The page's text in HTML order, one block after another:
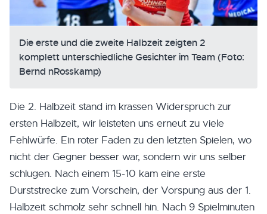
Die erste und die zweite Halbzeit zeigten 2
komplett unterschiedliche Gesichter im Team (Foto:
Bernd nRosskamp)
Die 2. Halbzeit stand im krassen Widerspruch zur
ersten Halbzeit, wir leisteten uns erneut zu viele
Fehlwürfe. Ein roter Faden zu den letzten Spielen, wo
nicht der Gegner besser war, sondern wir uns selber
schlugen. Nach einem 15-10 kam eine erste
Durststrecke zum Vorschein, der Vorspung aus der 1.
Halbzeit schmolz sehr schnell hin. Nach 9 Spielminuten